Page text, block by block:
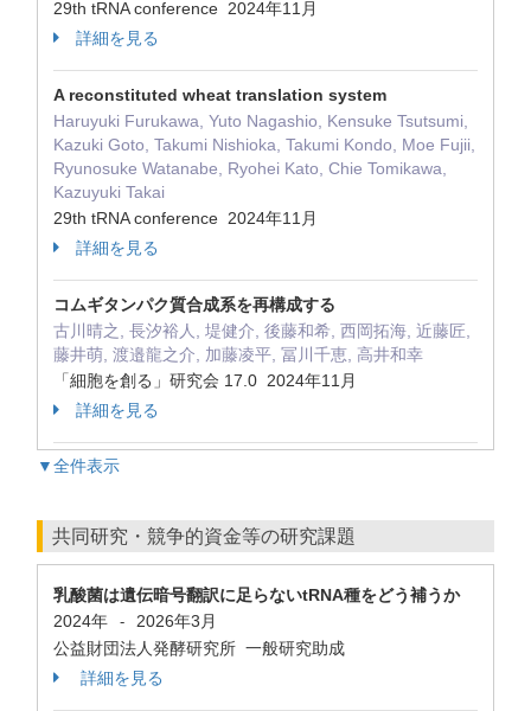
29th tRNA conference 2024年11月
詳細を見る
A reconstituted wheat translation system
Haruyuki Furukawa, Yuto Nagashio, Kensuke Tsutsumi,
Kazuki Goto, Takumi Nishioka, Takumi Kondo, Moe Fujii,
Ryunosuke Watanabe, Ryohei Kato, Chie Tomikawa,
Kazuyuki Takai
29th tRNA conference 2024年11月
詳細を見る
コムギタンパク質合成系を再構成する
古川晴之, 長汐裕人, 堤健介, 後藤和希, 西岡拓海, 近藤匠,
藤井萌, 渡邉龍之介, 加藤凌平, 冨川千恵, 高井和幸
「細胞を創る」研究会 17.0 2024年11月
詳細を見る
▼全件表示
共同研究・競争的資金等の研究課題
乳酸菌は遺伝暗号翻訳に足らないtRNA種をどう補うか
2024年
-
2026年3月
公益財団法人発酵研究所 一般研究助成
詳細を見る